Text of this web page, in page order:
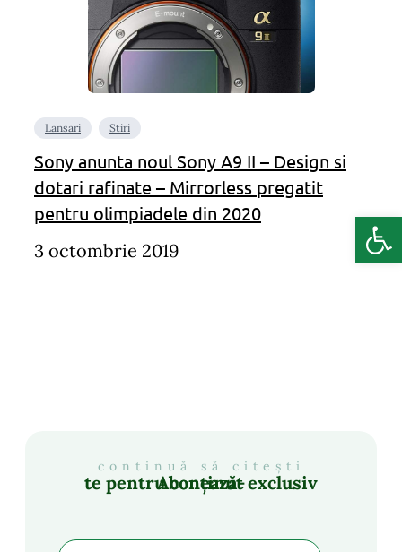
Lansari Stiri
Sony anunta noul Sony A9 II – Design si
dotari rafinate – Mirrorless pregatit
pentru olimpiadele din 2020
3 octombrie 2019
continuă să citești
Abonează-te pentru conținut exclusiv